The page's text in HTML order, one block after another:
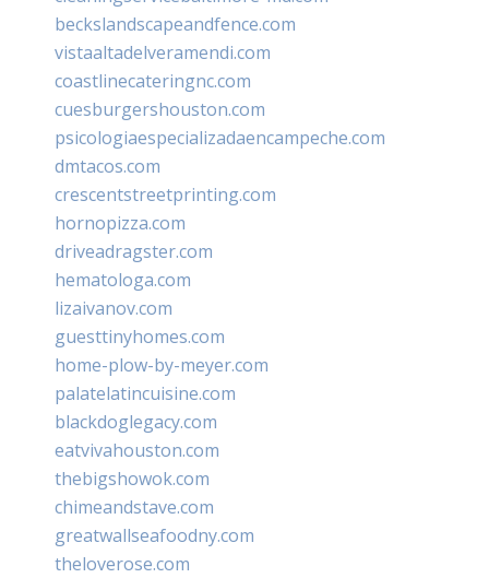
beckslandscapeandfence.com
vistaaltadelveramendi.com
coastlinecateringnc.com
cuesburgershouston.com
psicologiaespecializadaencampeche.com
dmtacos.com
crescentstreetprinting.com
hornopizza.com
driveadragster.com
hematologa.com
lizaivanov.com
guesttinyhomes.com
home-plow-by-meyer.com
palatelatincuisine.com
blackdoglegacy.com
eatvivahouston.com
thebigshowok.com
chimeandstave.com
greatwallseafoodny.com
theloverose.com